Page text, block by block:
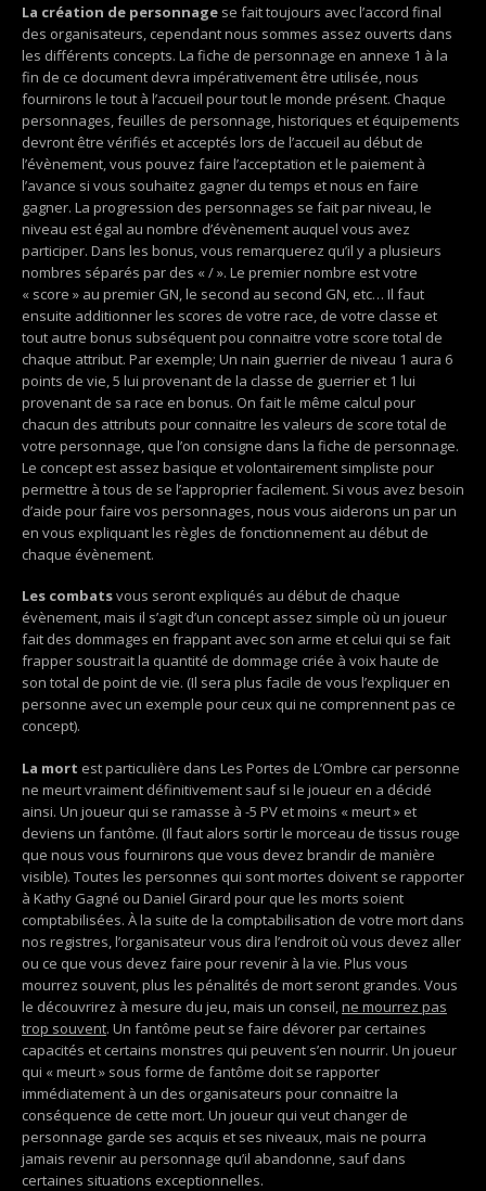
La création de personnage se fait toujours avec l’accord final
des organisateurs, cependant nous sommes assez ouverts dans
les différents concepts. La fiche de personnage en annexe 1 à la
fin de ce document devra impérativement être utilisée, nous
fournirons le tout à l’accueil pour tout le monde présent. Chaque
personnages, feuilles de personnage, historiques et équipements
devront être vérifiés et acceptés lors de l’accueil au début de
l’évènement, vous pouvez faire l’acceptation et le paiement à
l’avance si vous souhaitez gagner du temps et nous en faire
gagner. La progression des personnages se fait par niveau, le
niveau est égal au nombre d’évènement auquel vous avez
participer. Dans les bonus, vous remarquerez qu’il y a plusieurs
nombres séparés par des « / ». Le premier nombre est votre
« score » au premier GN, le second au second GN, etc… Il faut
ensuite additionner les scores de votre race, de votre classe et
tout autre bonus subséquent pou connaitre votre score total de
chaque attribut. Par exemple; Un nain guerrier de niveau 1 aura 6
points de vie, 5 lui provenant de la classe de guerrier et 1 lui
provenant de sa race en bonus. On fait le même calcul pour
chacun des attributs pour connaitre les valeurs de score total de
votre personnage, que l’on consigne dans la fiche de personnage.
Le concept est assez basique et volontairement simpliste pour
permettre à tous de se l’approprier facilement. Si vous avez besoin
d’aide pour faire vos personnages, nous vous aiderons un par un
en vous expliquant les règles de fonctionnement au début de
chaque évènement.
Les combatsvous seront expliqués au début de chaque
évènement, mais il s’agit d’un concept assez simple où un joueur
fait des dommages en frappant avec son arme et celui qui se fait
frapper soustrait la quantité de dommage criée à voix haute de
son total de point de vie. (Il sera plus facile de vous l’expliquer en
personne avec un exemple pour ceux qui ne comprennent pas ce
concept).
La mort est particulière dans Les Portes de L’Ombre car personne
ne meurt vraiment définitivement sauf si le joueur en a décidé
ainsi. Un joueur qui se ramasse à -5 PV et moins « meurt » et
deviens un fantôme. (Il faut alors sortir le morceau de tissus rouge
que nous vous fournirons que vous devez brandir de manière
visible). Toutes les personnes qui sont mortes doivent se rapporter
à Kathy Gagné ou Daniel Girard pour que les morts soient
comptabilisées. À la suite de la comptabilisation de votre mort dans
nos registres, l’organisateur vous dira l’endroit où vous devez aller
ou ce que vous devez faire pour revenir à la vie. Plus vous
mourrez souvent, plus les pénalités de mort seront grandes. Vous
le découvrirez à mesure du jeu, mais un conseil,ne mourrez pas
trop souvent. Un fantôme peut se faire dévorer par certaines
capacités et certains monstres qui peuvent s’en nourrir. Un joueur
qui « meurt » sous forme de fantôme doit se rapporter
immédiatement à un des organisateurs pour connaitre la
conséquence de cette mort. Un joueur qui veut changer de
personnage garde ses acquis et ses niveaux, mais ne pourra
jamais revenir au personnage qu’il abandonne, sauf dans
certaines situations exceptionnelles.